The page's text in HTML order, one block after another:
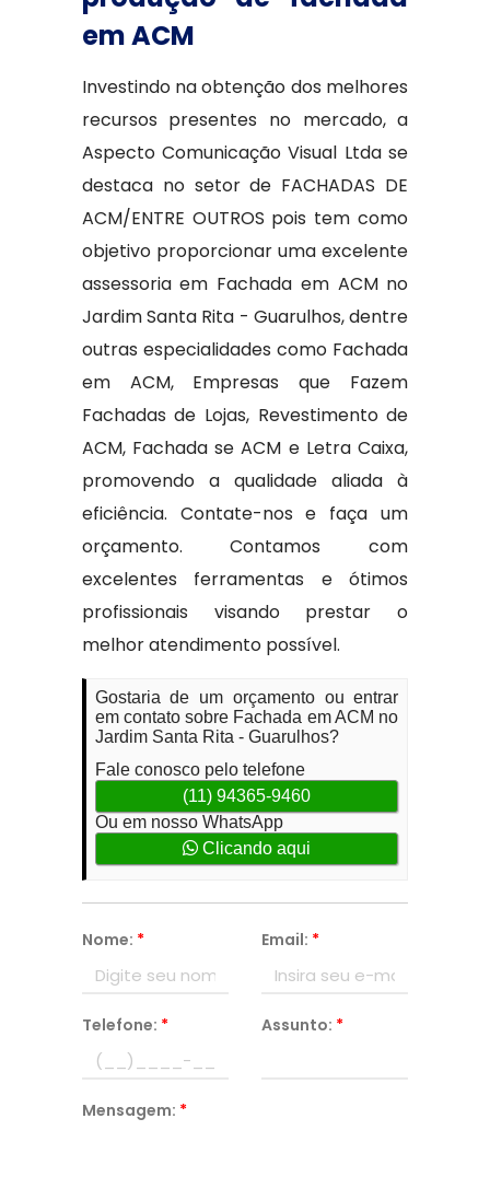
em ACM
Investindo na obtenção dos melhores
recursos presentes no mercado, a
Aspecto Comunicação Visual Ltda se
destaca no setor de FACHADAS DE
ACM/ENTRE OUTROS pois tem como
objetivo proporcionar uma excelente
assessoria em Fachada em ACM no
Jardim Santa Rita - Guarulhos, dentre
outras especialidades como Fachada
em ACM, Empresas que Fazem
Fachadas de Lojas, Revestimento de
ACM, Fachada se ACM e Letra Caixa,
promovendo a qualidade aliada à
eficiência. Contate-nos e faça um
orçamento. Contamos com
excelentes ferramentas e ótimos
profissionais visando prestar o
melhor atendimento possível.
Gostaria de um orçamento ou entrar
em contato sobre Fachada em ACM no
Jardim Santa Rita - Guarulhos?
Fale conosco pelo telefone
(11) 94365-9460
Ou em nosso WhatsApp
Clicando aqui
Nome: * Email: *
Telefone: * Assunto: *
Mensagem: *